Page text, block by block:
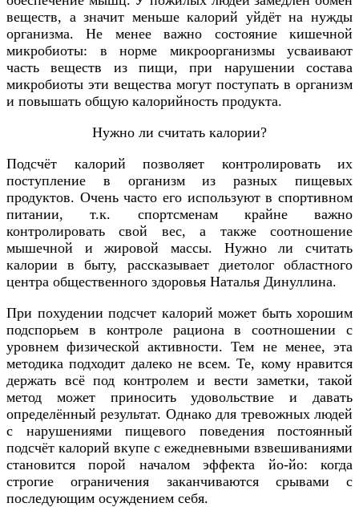
веществ, а значит меньше калорий уйдёт на нужды
организма. Не менее важно состояние кишечной
микробиоты: в норме микроорганизмы усваивают
часть веществ из пищи, при нарушении состава
микробиоты эти вещества могут поступать в организм
и повышать общую калорийность продукта.
Нужно ли считать калории?
Подсчёт калорий позволяет контролировать их
поступление в организм из разных пищевых
продуктов. Очень часто его используют в спортивном
питании, т.к. спортсменам крайне важно
контролировать свой вес, а также соотношение
мышечной и жировой массы. Нужно ли считать
калории в быту, рассказывает диетолог областного
центра общественного здоровья Наталья Динуллина.
При похудении подсчет калорий может быть хорошим
подспорьем в контроле рациона в соотношении с
уровнем физической активности. Тем не менее, эта
методика подходит далеко не всем. Те, кому нравится
держать всё под контролем и вести заметки, такой
метод может приносить удовольствие и давать
определённый результат. Однако для тревожных людей
с нарушениями пищевого поведения постоянный
подсчёт калорий вкупе с ежедневными взвешиваниями
становится порой началом эффекта йо-йо: когда
строгие ограничения заканчиваются срывами с
последующим осуждением себя.